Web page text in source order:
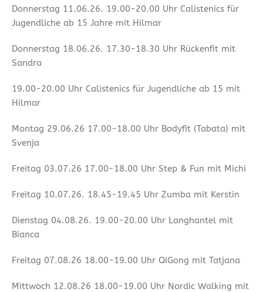
Donnerstag 11.06.26. 19.00-20.00 Uhr Calistenics für
Jugendliche ab 15 Jahre mit Hilmar
Donnerstag 18.06.26. 17.30-18.30 Uhr Rückenfit mit
Sandra
19.00-20.00 Uhr Calistenics für Jugendliche ab 15 mit
Hilmar
Montag 29.06.26 17.00-18.00 Uhr Bodyfit (Tabata) mit
Svenja
Freitag 03.07.26 17.00-18.00 Uhr Step & Fun mit Michi
Freitag 10.07.26. 18.45-19.45 Uhr Zumba mit Kerstin
Dienstag 04.08.26. 19.00-20.00 Uhr Langhantel mit
Bianca
Freitag 07.08.26 18.00-19.00 Uhr QiGong mit Tatjana
Mittwoch 12.08.26 18.00-19.00 Uhr Nordic Walking mit